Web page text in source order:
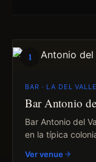
1
BAR · LA DEL VALLE
Bar Antonio
Bar Antonio del
en la típica
Ver venue